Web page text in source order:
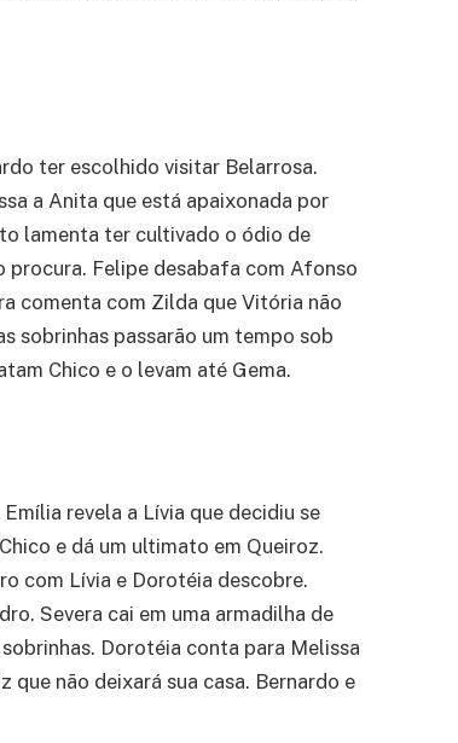
ter escolhido visitar Belarrosa.
a Anita que está apaixonada por
lamenta ter cultivado o ódio de
procura. Felipe desabafa com Afonso
comenta com Zilda que Vitória não
sobrinhas passarão um tempo sob
Chico e o levam até Gema.
revela a Lívia que decidiu se
e dá um ultimato em Queiroz.
com Lívia e Dorotéia descobre.
Severa cai em uma armadilha de
Dorotéia conta para Melissa
não deixará sua casa. Bernardo e